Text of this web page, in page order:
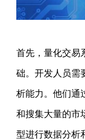
首先，量化交易
础。开发人员需
析能力。他们通
和搜集大量的市
型进行数据分析